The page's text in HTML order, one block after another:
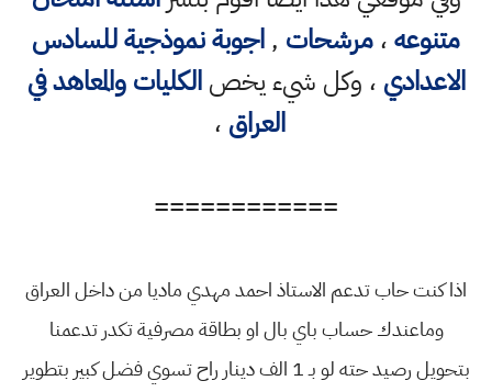
متنوعه،مرشحات ,اجوبة نموذجية للسادس
الاعدادي ، وكل شيء يخصالكليات والمعاهد في
العراق ،
============
اذا كنت حاب تدعم الاستاذ احمد مهدي ماديا من داخل العراق
وماعندك حساب باي بال او بطاقة مصرفية تكدر تدعمنا
بتحويل رصيد حته لو بـ 1 الف دينار راح تسوي فضل كبير بتطوير